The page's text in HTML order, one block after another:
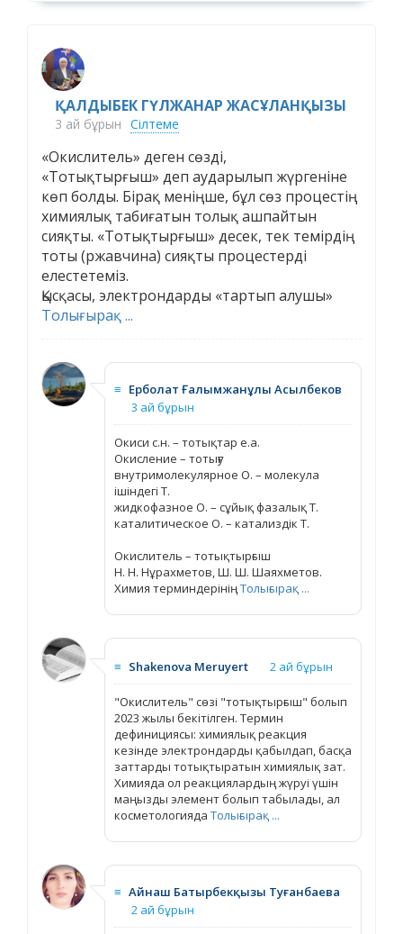
ҚАЛДЫБЕК ГҮЛЖАНАР ЖАСҰЛАНҚЫЗЫ
3 ай бұрын Сілтеме
«Окислитель» деген сөзді,
«Тотықтырғыш» деп аударылып жүргеніне
көп болды. Бірақ меніңше, бұл сөз процестің
химиялық табиғатын толық ашпайтын
сияқты. «Тотықтырғыш» десек, тек темірдің
тоты (ржавчина) сияқты процестерді
елестетеміз.
Қысқасы, электрондарды «тартып алушы»
Толығырақ ...
≡ Ерболат Ғалымжанұлы Асылбеков
3 ай бұрын
Окиси с.н. – тотықтар е.а.
Окисление – тотығу
внутримолекулярное О. – молекула
ішіндегі Т.
жидкофазное О. – сұйық фазалық Т.
каталитическое О. – катализдік Т.
Окислитель – тотықтырғыш
Н. Н. Нұрахметов, Ш. Ш. Шаяхметов.
Химия терминдерініңТолығырақ ...
≡ Shakenova Meruyert 2 ай бұрын
"Окислитель" сөзі "тотықтырғыш" болып
2023 жылы бекітілген. Термин
дефинициясы: химиялық реакция
кезінде электрондарды қабылдап, басқа
заттарды тотықтыратын химиялық зат.
Химияда ол реакциялардың жүруі үшін
маңызды элемент болып табылады, ал
косметологияда Толығырақ ...
≡ Айнаш Батырбекқызы Туғанбаева
2 ай бұрын